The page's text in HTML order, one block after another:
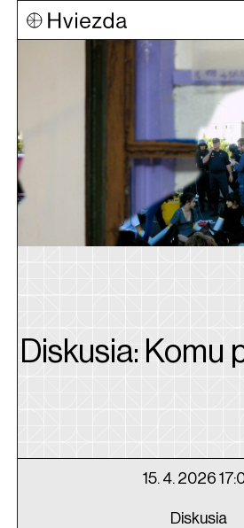
Diskusia: Komu
15. 4. 2026
Diskusia